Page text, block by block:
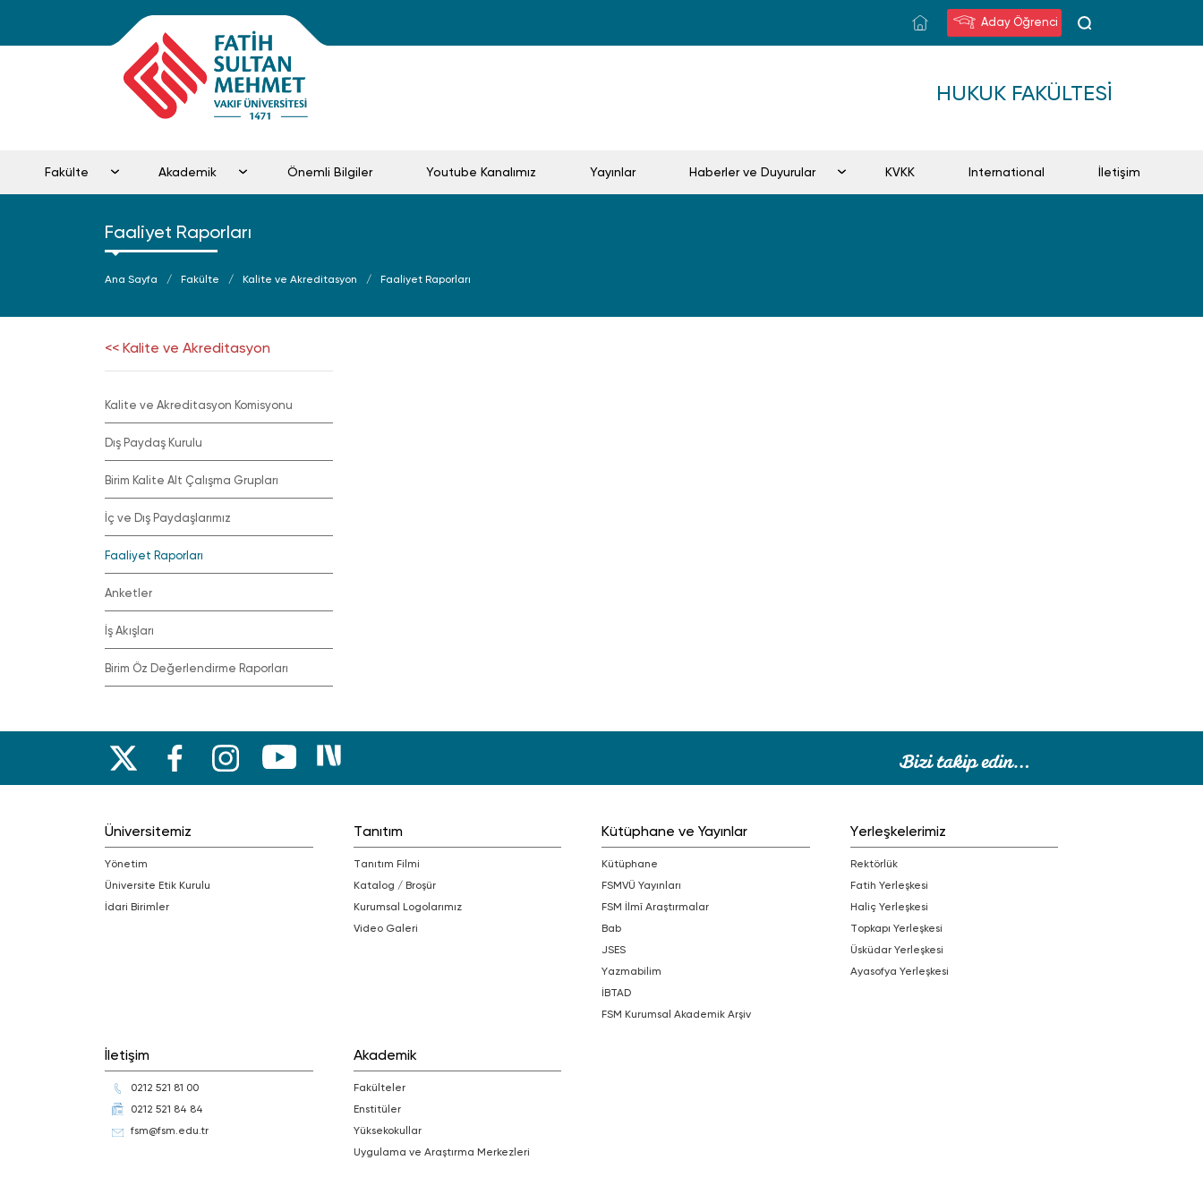
Aday Öğrenci
HUKUK FAKÜLTESI
Fakülte Akademik Önemli Bilgiler Youtube Kanalımız Yayınlar Haberler ve Duyurular KVKK International İletişim
Faaliyet Raporları
Ana Sayfa Fakülte Kalite ve Akreditasyon Faaliyet Raporları
<< Kalite ve Akreditasyon
Kalite ve Akreditasyon Komisyonu
Dış Paydaş Kurulu
Birim Kalite Alt Çalışma Grupları
İç ve Dış Paydaşlarımız
Faaliyet Raporları
Anketler
İş Akışları
Birim Öz Değerlendirme Raporları
Üniversitemiz
Yönetim
Üniversite Etik Kurulu
İdari Birimler
Tanıtım
Tanıtım Filmi
Katalog / Broşür
Kurumsal Logolarımız
Video Galeri
Kütüphane ve Yayınlar
Kütüphane
FSMVÜ Yayınları
FSM İlmî Araştırmalar
bab
JSES
Yazmabilim
İBTAD
FSM Kurumsal Akademik Arşiv
Yerleşkelerimiz
Rektörlük
Fatih Yerleşkesi
Haliç Yerleşkesi
Topkapı Yerleşkesi
Üsküdar Yerleşkesi
Ayasofya Yerleşkesi
İletişim
0212 521 81 00
0212 521 84 84
fsm@fsm.edu.tr
Akademik
Fakülteler
Enstitüler
Yüksekokullar
Uygulama ve Araştırma Merkezleri